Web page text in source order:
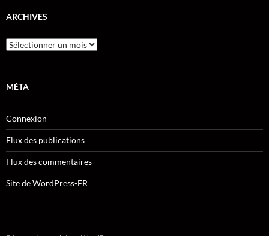
ARCHIVES
Archives
MÉTA
Connexion
Flux des publications
Flux des commentaires
Site de WordPress-FR